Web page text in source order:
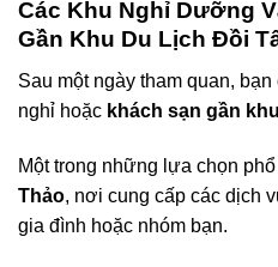
Các Khu Nghỉ Dưỡng
Gần Khu Du Lịch Đồi
Sau một ngày tham quan,
nghỉ hoặc khách sạn gần
Một trong những lựa chọn
Thảo, nơi cung cấp các dịch
gia đình hoặc nhóm bạn.